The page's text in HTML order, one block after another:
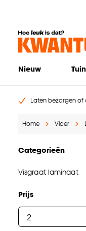
Nieuw Tuin
Laten bezorgen of
Home Vloer
Categorieën
Visgraat laminaat
Prijs